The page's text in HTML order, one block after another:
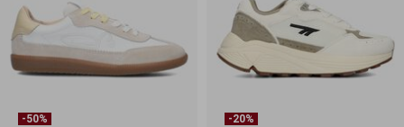
-50% -20%